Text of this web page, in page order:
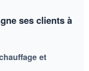
ses clients à
et